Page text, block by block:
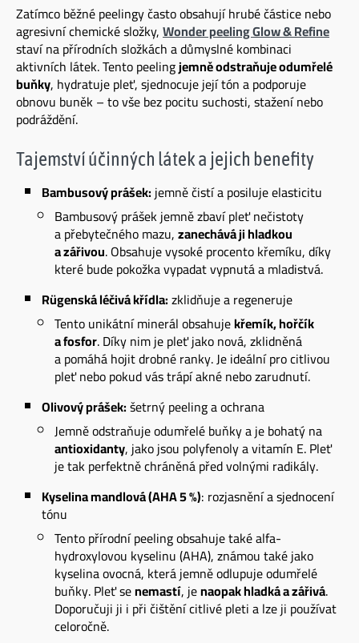
Zatímco běžné peelingy často obsahují hrubé částice nebo
agresivní chemické složky,Wonder peeling Glow & Refine
staví na přírodních složkách a důmyslné kombinaci
aktivních látek. Tento peelingjemně odstraňuje odumřelé
buňky, hydratuje pleť, sjednocuje její tón a podporuje
obnovu buněk – to vše bez pocitu suchosti, stažení nebo
podráždění.
Tajemství účinných látek a jejich benefity
Bambusový prášek:jemně čistí a posiluje elasticitu
Bambusový prášek jemně zbaví pleť nečistoty
a přebytečného mazu,zanechává ji hladkou
a zářivou. Obsahuje vysoké procento křemíku, díky
které bude pokožka vypadat vypnutá a mladistvá.
Rügenská léčivá křídla:zklidňuje a regeneruje
Tento unikátní minerál obsahujekřemík, hořčík
a fosfor. Díky nim je pleť jako nová, zklidněná
a pomáhá hojit drobné ranky. Je ideální pro citlivou
pleť nebo pokud vás trápí akné nebo zarudnutí.
Olivový prášek:šetrný peeling a ochrana
Jemně odstraňuje odumřelé buňky a je bohatý na
antioxidanty, jako jsou polyfenoly a vitamín E. Pleť
je tak perfektně chráněná před volnými radikály.
Kyselina mandlová (AHA 5 %): rozjasnění a sjednocení
tónu
Tento přírodní peeling obsahuje také alfa-
hydroxylovou kyselinu (AHA), známou také jako
kyselina ovocná, která jemně odlupuje odumřelé
buňky. Pleť senemastí, jenaopak hladká a zářivá.
Doporučuji ji i při čištění citlivé pleti a lze ji používat
celoročně.